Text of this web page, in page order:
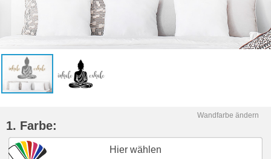
Wandfarbe ändern
1. Farbe:
Hier wählen